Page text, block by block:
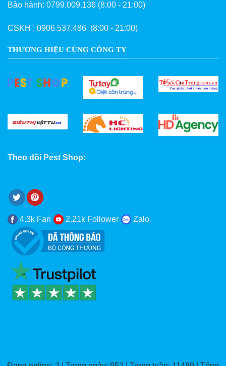
Bảo hành: 0799.009.136 (8:00 - 21:00)
CSKH : 0906.537.486 (8:00 - 21:00)
THƯƠNG HIỆU CÙNG CÔNG TY
Theo dõi Pest Shop:
4.3k Fan 2.21k Follower Zalo